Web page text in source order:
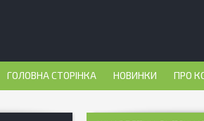
ГОЛОВНА СТОРІНКА НОВИНКИ ПРО